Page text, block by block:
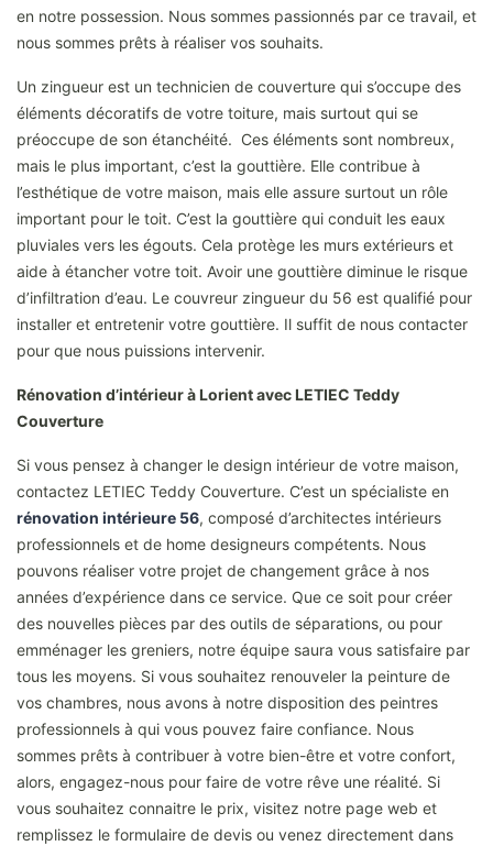
en notre possession. Nous sommes passionnés par ce travail, et
nous sommes prêts à réaliser vos souhaits.
Un zingueur est un technicien de couverture qui s’occupe des
éléments décoratifs de votre toiture, mais surtout qui se
préoccupe de son étanchéité. Ces éléments sont nombreux,
mais le plus important, c’est la gouttière. Elle contribue à
l’esthétique de votre maison, mais elle assure surtout un rôle
important pour le toit. C’est la gouttière qui conduit les eaux
pluviales vers les égouts. Cela protège les murs extérieurs et
aide à étancher votre toit. Avoir une gouttière diminue le risque
d’infiltration d’eau. Le couvreur zingueur du 56 est qualifié pour
installer et entretenir votre gouttière. Il suffit de nous contacter
pour que nous puissions intervenir.
Rénovation d’intérieur à Lorient avec LETIEC Teddy
Couverture
Si vous pensez à changer le design intérieur de votre maison,
contactez LETIEC Teddy Couverture. C’est un spécialiste en
rénovation intérieure 56, composé d’architectes intérieurs
professionnels et de home designeurs compétents. Nous
pouvons réaliser votre projet de changement grâce à nos
années d’expérience dans ce service. Que ce soit pour créer
des nouvelles pièces par des outils de séparations, ou pour
emménager les greniers, notre équipe saura vous satisfaire par
tous les moyens. Si vous souhaitez renouveler la peinture de
vos chambres, nous avons à notre disposition des peintres
professionnels à qui vous pouvez faire confiance. Nous
sommes prêts à contribuer à votre bien-être et votre confort,
alors, engagez-nous pour faire de votre rêve une réalité. Si
vous souhaitez connaitre le prix, visitez notre page web et
remplissez le formulaire de devis ou venez directement dans